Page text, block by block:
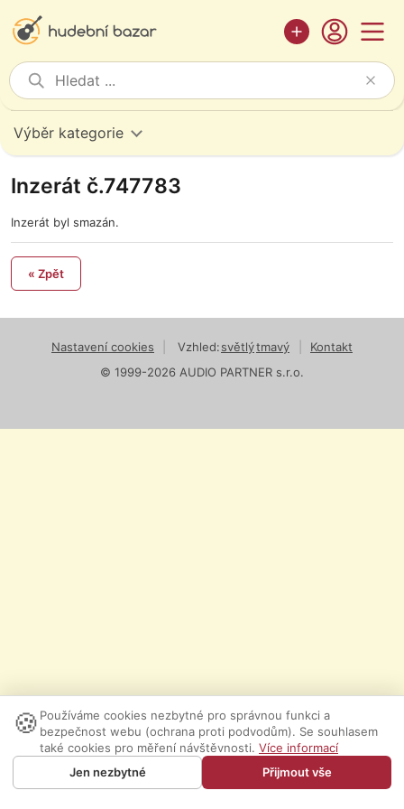
Výběr kategorie
Inzerát č.747783
Inzerát byl smazán.
« Zpět
Nastavení cookies Vzhled:světlýtmavý
Kontakt
© 1999-2026 AUDIO PARTNER s.r.o.
🍪 Používáme cookies nezbytné pro správnou funkci a
bezpečnost webu (ochrana proti podvodům). Se souhlasem
také cookies pro měření návštěvnosti. Více informací
Jen nezbytné
Přijmout vše